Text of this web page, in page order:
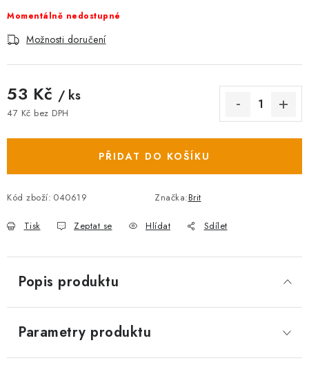
Momentálně nedostupné
Možnosti doručení
53 Kč / ks
47 Kč bez DPH
PŘIDAT DO KOŠÍKU
Kód zboží: 040619 Značka:Brit
Tisk Zeptat se Hlídat Sdílet
Popis produktu
Parametry produktu